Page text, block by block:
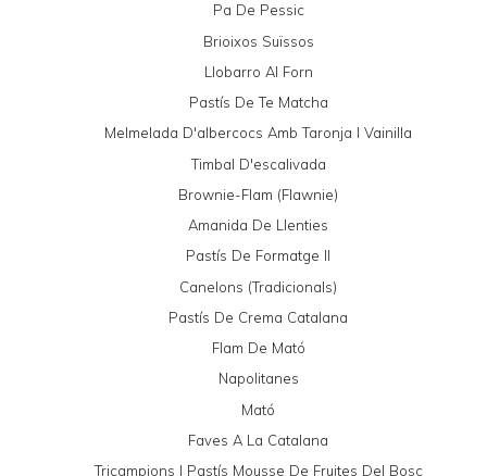
Pa De Pessic
Brioixos Suïssos
Llobarro Al Forn
Pastís De Te Matcha
Melmelada D'albercocs Amb Taronja I Vainilla
Timbal D'escalivada
Brownie-Flam (Flawnie)
Amanida De Llenties
Pastís De Formatge II
Canelons (tradicionals)
Pastís De Crema Catalana
Flam De Mató
Napolitanes
Mató
Faves A La Catalana
Tricampions I Pastís Mousse De Fruites Del Bosc